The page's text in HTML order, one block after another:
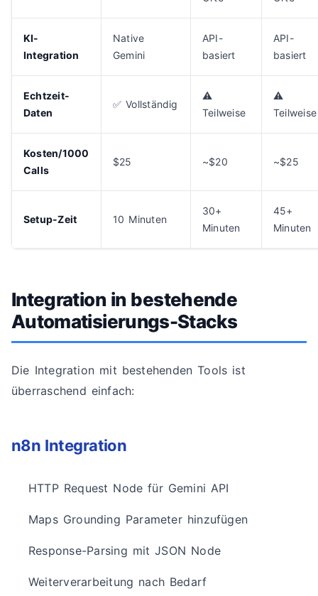
KI-
Integration
Native
Gemini
API-
basiert
API-
basiert
Echtzeit-
Daten
✅ Vollständig
⚠️
Teilweise
⚠️
Teilweise
Kosten/1000
Calls
$25 ~$20 ~$25
Setup-Zeit 10 Minuten
30+
Minuten
45+
Minuten
Integration in bestehende
Automatisierungs-Stacks
Die Integration mit bestehenden Tools ist
überraschend einfach:
n8n Integration
HTTP Request Node für Gemini API
Maps Grounding Parameter hinzufügen
Response-Parsing mit JSON Node
Weiterverarbeitung nach Bedarf